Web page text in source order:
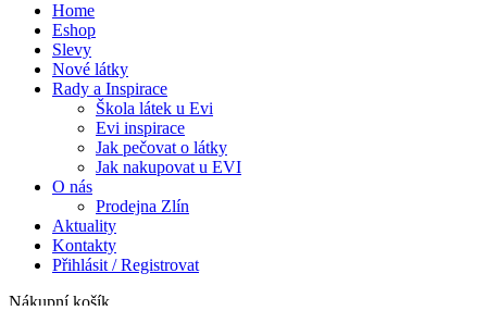
Home
Eshop
Slevy
Nové látky
Rady a Inspirace
Škola látek u Evi
Evi inspirace
Jak pečovat o látky
Jak nakupovat u EVI
O nás
Prodejna Zlín
Aktuality
Kontakty
Přihlásit / Registrovat
Nákupní košík